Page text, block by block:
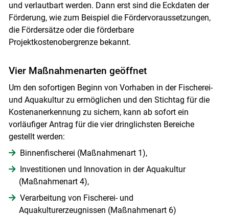
und verlautbart werden. Dann erst sind die Eckdaten der
Förderung, wie zum Beispiel die Fördervoraussetzungen,
die Fördersätze oder die förderbare
Projektkostenobergrenze bekannt.
Vier Maßnahmenarten geöffnet
Um den sofortigen Beginn von Vorhaben in der Fischerei-
und Aquakultur zu ermöglichen und den Stichtag für die
Kostenanerkennung zu sichern, kann ab sofort ein
vorläufiger Antrag für die vier dringlichsten Bereiche
gestellt werden:
Binnenfischerei (Maßnahmenart 1),
Investitionen und Innovation in der Aquakultur
(Maßnahmenart 4),
Verarbeitung von Fischerei- und
Aquakulturerzeugnissen (Maßnahmenart 6)